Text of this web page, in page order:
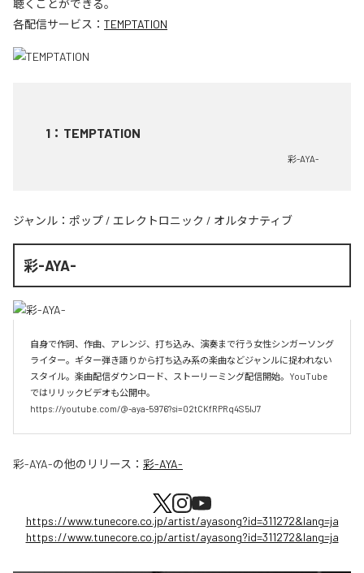
聴くことができる。
各配信サービス： TEMPTATION
1 ： TEMPTATION
彩-AYA-
ジャンル： ポップ / エレクトロニック / オルタナティブ
彩-AYA-
自身で作詞、作曲、アレンジ、打ち込み、演奏まで行う女性シンガーソング
ライター。ギター弾き語りから打ち込み系の楽曲などジャンルに捉われない
スタイル。楽曲配信ダウンロード、ストーリーミング配信開始。YouTube
ではリリックビデオも公開中。
https://youtube.com/@-aya-5976?si=02tCKfRPRq4S5lJ7
彩-AYA-の他のリリース： 彩-AYA-
https://www.tunecore.co.jp/artist/ayasong?id=311272&lang=ja
https://www.tunecore.co.jp/artist/ayasong?id=311272&lang=ja